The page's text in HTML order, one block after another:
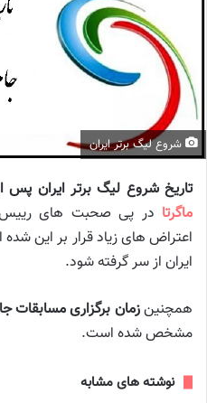
شروع لیگ برتر ایران
تاریخ شروع لیگ برتر ایران پس
ماگرتا در پی صحبت های رییس
اعتراض های زیاد قرار بر این
ایران از سر گرفته شود.
همچنینزمان برگزاری مسابقات
مشخص شده است.
نوشته های مشابه